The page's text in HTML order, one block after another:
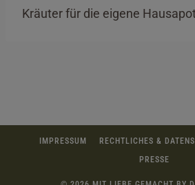
Kräuter für die eigene
IMPRESSUM
RECHTLICHES &
PRESSE